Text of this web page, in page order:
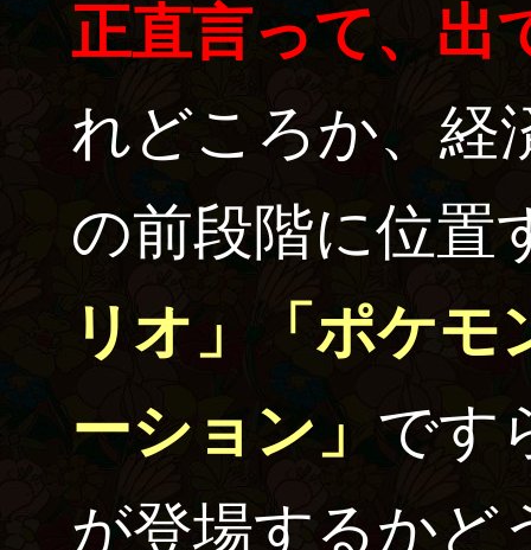
正直言って、出
れどころか、経
の前段階に位置
リオ」「ポケモ
ーション」 です
が登場するかど